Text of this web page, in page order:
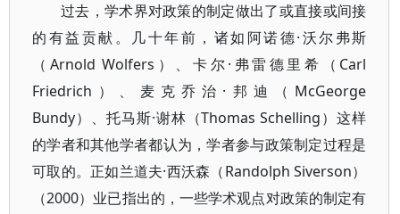
过去，学术界对政策的制定做出了或直接或间接
的有益贡献。几十年前，诸如阿诺德·沃尔弗斯
（Arnold Wolfers）、卡尔·弗雷德里希（Carl
Friedrich）、麦克乔治·邦迪（McGeorge
Bundy）、托马斯·谢林（Thomas Schelling）这样
的学者和其他学者都认为，学者参与政策制定过程是
可取的。正如兰道夫·西沃森（Randolph Siverson）
（2000）业已指出的，一些学术观点对政策的制定有